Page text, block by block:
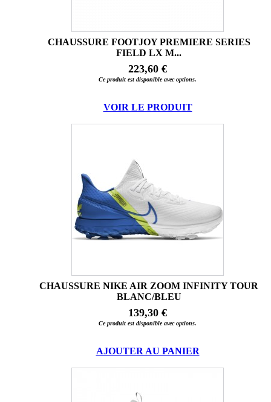
CHAUSSURE FOOTJOY PREMIERE SERIES
FIELD LX M...
223,60 €
Ce produit est disponible avec options.
VOIR LE PRODUIT
CHAUSSURE NIKE AIR ZOOM INFINITY TOUR
BLANC/BLEU
139,30 €
Ce produit est disponible avec options.
AJOUTER AU PANIER